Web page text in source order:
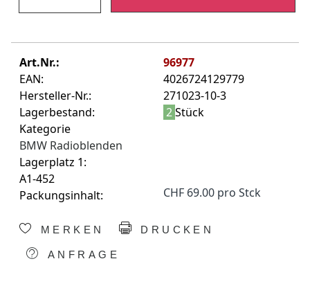
Art.Nr.:
96977
EAN:
4026724129779
Hersteller-Nr.:
271023-10-3
Lagerbestand:
2Stück
Kategorie
BMW Radioblenden
Lagerplatz 1:
A1-452
Packungsinhalt:
CHF 69.00 pro Stck
MERKEN DRUCKEN
ANFRAGE